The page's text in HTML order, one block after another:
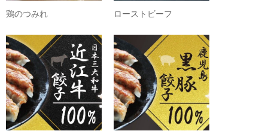
鶏のつみれ ローストビーフ